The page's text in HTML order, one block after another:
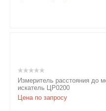
Измеритель расстояния до
искатель ЦР0200
Цена по запросу